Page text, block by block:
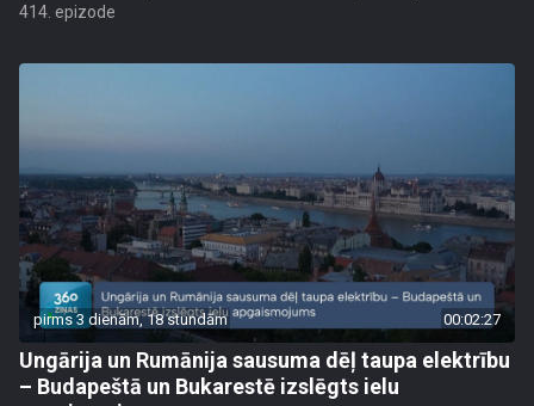
414. epizode
pirms 3 dienām, 18 stundām 00:02:27
Ungārija un Rumānija sausuma dēļ taupa elektrību
– Budapeštā un Bukarestē izslēgts ielu